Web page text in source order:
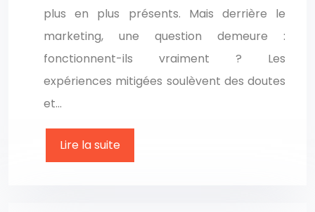
plus en plus présents. Mais derrière le
marketing, une question demeure :
fonctionnent-ils vraiment ? Les
expériences mitigées soulèvent des doutes
et…
Lire la suite